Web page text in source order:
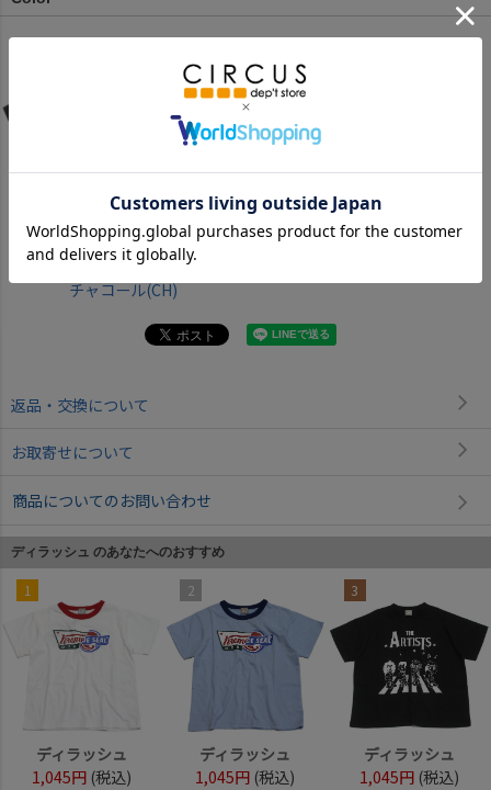
チャコール(CH)
返品・交換について
お取寄せについて
商品についてのお問い合わせ
ディラッシュ のあなたへのおすすめ
1
ディラッシュ
1,045円 (税込)
2
ディラッシュ
1,045円 (税込)
3
ディラッシュ
1,045円 (税込)